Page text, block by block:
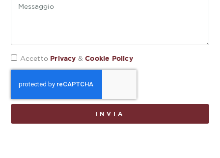
Accetto Privacy &Cookie Policy
INVIA